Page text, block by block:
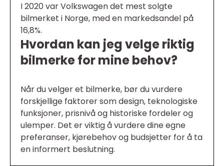
I 2020 var Volkswagen det mest solgte
bilmerket i Norge, med en markedsandel på
16,8%.
Hvordan kan jeg velge riktig
bilmerke for mine behov?
Når du velger et bilmerke, bør du vurdere
forskjellige faktorer som design, teknologiske
funksjoner, prisnivå og historiske fordeler og
ulemper. Det er viktig å vurdere dine egne
preferanser, kjørebehov og budsjetter for å ta
en informert beslutning.